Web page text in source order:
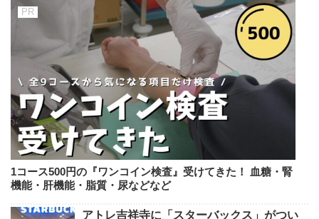
1コース500円の『ワンコイン検査』受けてきた！ 血糖・腎
機能・肝機能・脂質・尿などなど
アトレ吉祥寺に「スターバックス」がつい